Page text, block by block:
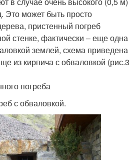
Это может быть просто
пристенный погреб
стенке, фактически – еще одна
землей, схема приведена
из кирпича с обваловкой (рис.3
погреба
с обваловкой.